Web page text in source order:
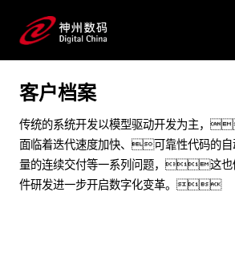
在公有云上实现车企研发效能提升
客户档案
传统的系统开发以模型驱动开发为主，
面临着迭代速度加快、可靠性代码的
量的连续交付等一系列问题，这也
件研发进一步开启数字化变革。